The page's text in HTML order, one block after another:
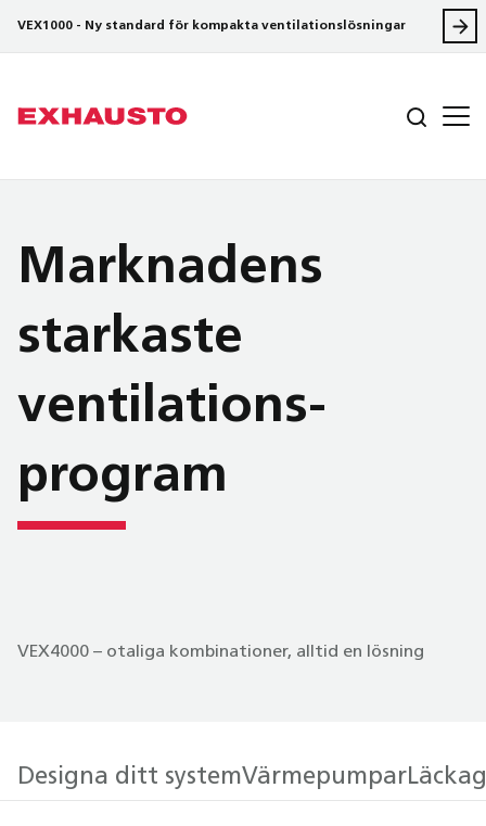
VEX1000 - Ny standard för kompakta ventilationslösningar
Marknadens
starkaste
ventilations­
program
VEX4000 – otaliga kombinationer, alltid en lösning
Designa ditt systemVärmepumpar